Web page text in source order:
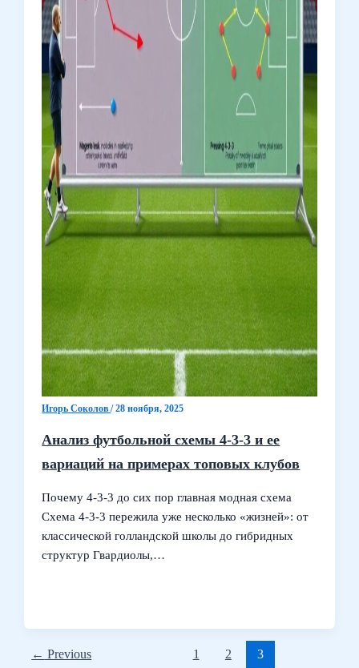
Игорь Соколов/28 ноября, 2025
Анализ футбольной схемы 4-3-3 и ее
вариаций на примерах топовых клубов
Почему 4-3-3 до сих пор главная модная схема
Схема 4-3-3 пережила уже несколько «жизней»: от
классической голландской школы до гибридных
структур Гвардиолы,…
← Previous 1 2 3